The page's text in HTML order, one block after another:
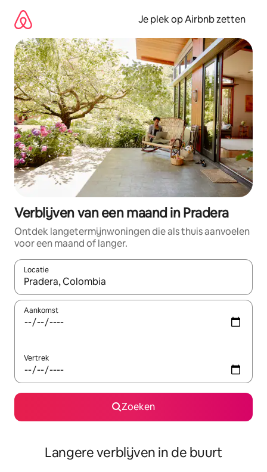
direct
naar
inhoud
Je plek op Airbnb zetten
Verblijven van een maand in Pradera
Ontdek langetermijnwoningen die als thuis aanvoelen
voor een maand of langer.
Locatie
Wanneer er resultaten beschikbaar zijn, maak je een keuze
Aankomst
Vertrek
Zoeken
Langere verblijven in de buurt